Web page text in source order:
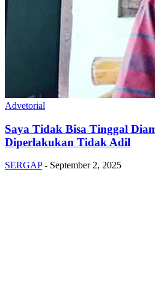
Advetorial
Saya Tidak Bisa Tinggal
Diperlakukan Tidak Adil
SERGAP - September 2, 2025